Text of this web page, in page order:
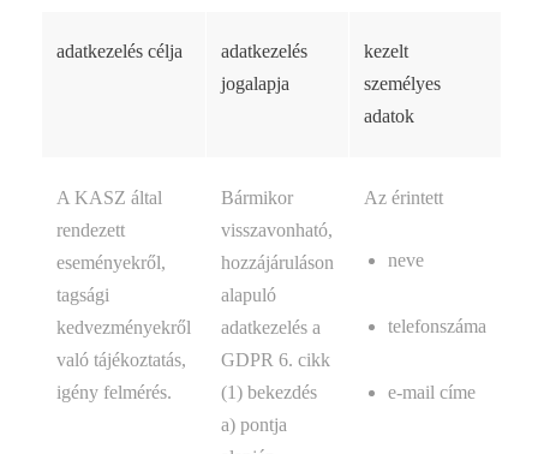
adatkezelés célja
adatkezelés
jogalapja
kezelt
személyes
adatok
A KASZ által
rendezett
eseményekről,
tagsági
kedvezményekről
való tájékoztatás,
igény felmérés.
Bármikor
visszavonható,
hozzájáruláson
alapuló
adatkezelés a
GDPR 6. cikk
(1) bekezdés
a) pontja
Az érintett
neve
telefonszáma
e-mail címe